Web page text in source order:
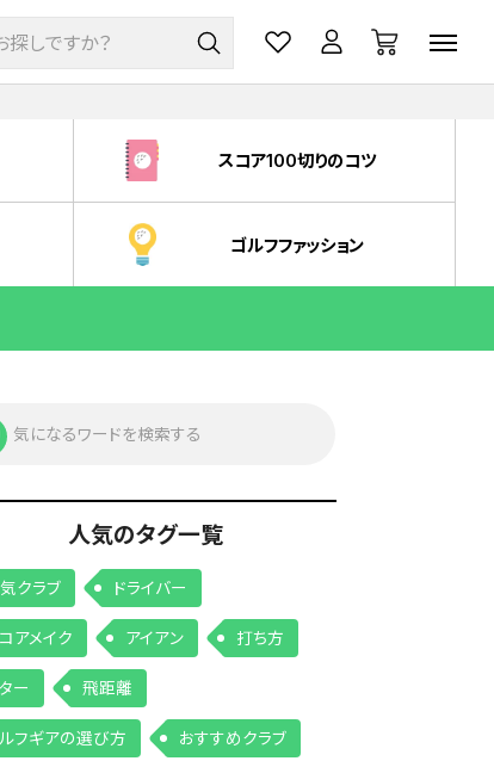
スコア100切りのコツ
ゴルフファッション
人気のタグ一覧
クラブ ドライバー
アメイク アイアン 打ち方
ー 飛距離
フギアの選び方 おすすめクラブ